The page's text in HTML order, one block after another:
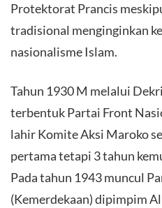
Protektorat Prancis
tradisional menginginkan
nasionalisme Islam.
Tahun 1930 M melalui
terbentuk Partai Front
lahir Komite Aksi Maroko
pertama tetapi 3 tahun
Pada tahun 1943 muncul
(Kemerdekaan) dipimpim